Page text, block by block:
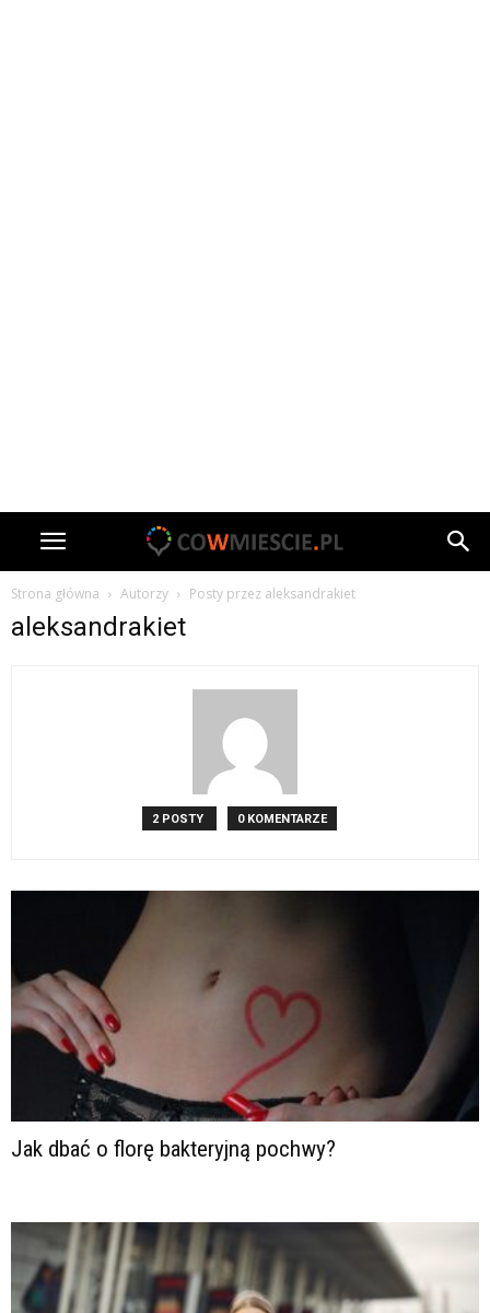
Strona główna Autorzy Posty przez aleksandrakiet
aleksandrakiet
2 POSTY 0 KOMENTARZE
Jak dbać o florę bakteryjną pochwy?